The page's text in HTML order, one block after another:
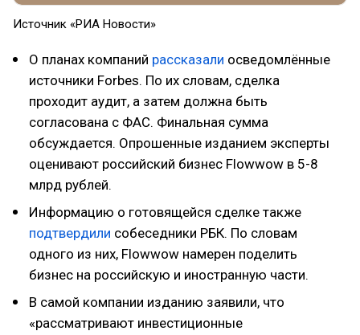
Источник «РИА Новости»
О планах компаний рассказали осведомлённые
источники Forbes. По их словам, сделка
проходит аудит, а затем должна быть
согласована с ФАС. Финальная сумма
обсуждается. Опрошенные изданием эксперты
оценивают российский бизнес Flowwow в 5-8
млрд рублей.
Информацию о готовящейся сделке также
подтвердили собеседники РБК. По словам
одного из них, Flowwow намерен поделить
бизнес на российскую и иностранную части.
В самой компании изданию заявили, что
«рассматривают инвестиционные